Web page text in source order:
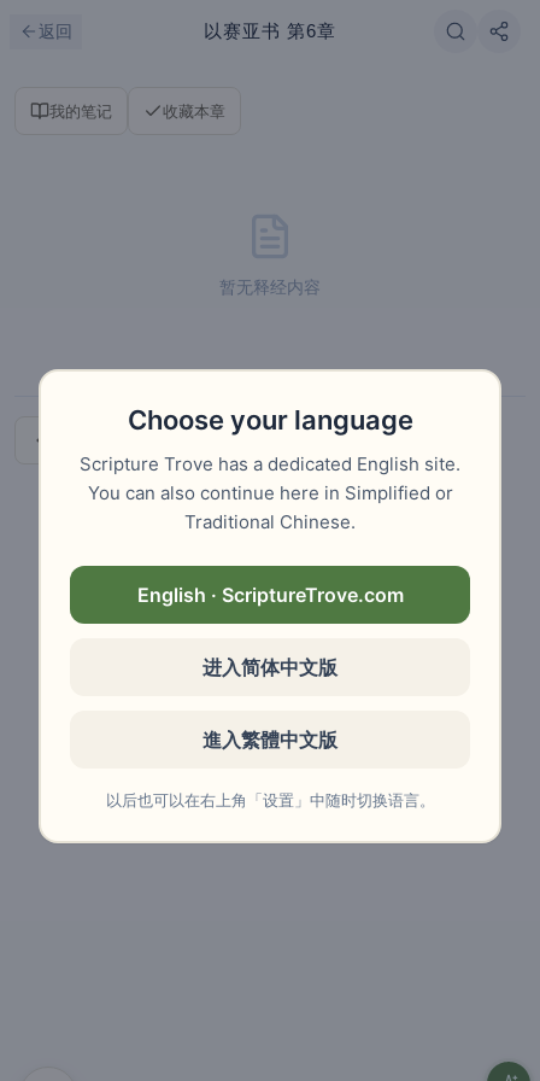
返回 以赛亚书 第6章
我的笔记 收藏本章
暂无释经内容
Choose your language
Scripture Trove has a dedicated English site.
You can also continue here in Simplified or
Traditional Chinese.
English · ScriptureTrove.com
进入简体中文版
進入繁體中文版
以后也可以在右上角「设置」中随时切换语言。